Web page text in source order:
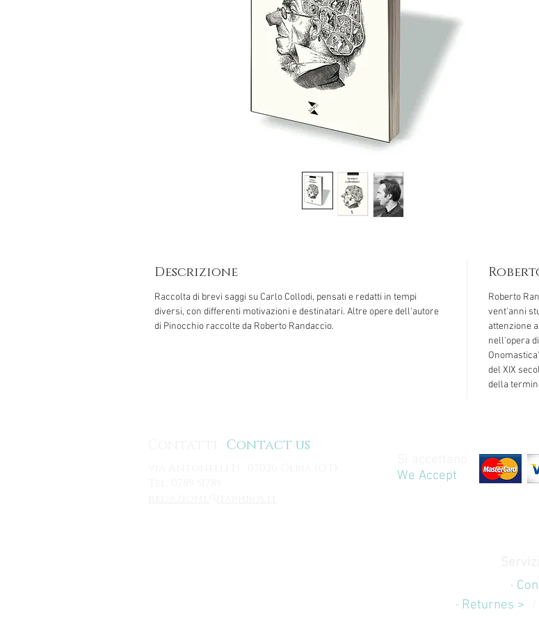
Descrizione
Raccolta di brevi saggi su Carlo Collodi, pensati e redatti in tempi
diversi, con differenti motivazioni e destinatari. Altre opere dell'autore
di Pinocchio raccolte da Roberto Randaccio.
Roberto
vent'anni
attenzione
nell'opera
del XIX
della
Contact us
We Accept
·
· Returnes >